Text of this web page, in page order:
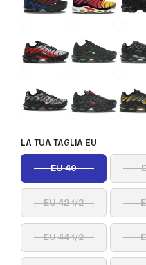
LA TUA TAGLIA EU
EU 40
EU 42 1/2
EU 44 1/2